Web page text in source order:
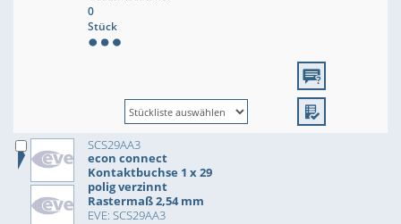
0
Stück
SCS29AA3
econ connect
Kontaktbuchse 1 x 29
polig verzinnt
Rastermaß 2,54 mm
EVE: SCS29AA3